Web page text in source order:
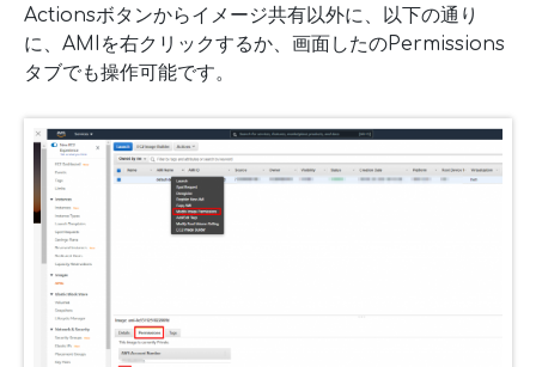
Actionsボタンからイメージ共有以外に、以下の通り
に、AMIを右クリックするか、画面したのPermissions
タブでも操作可能です。